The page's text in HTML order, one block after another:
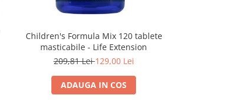
Children's Formula Mix 120 tablete
masticabile - Life Extension
209,81 Lei129,00 Lei
ADAUGA IN COS